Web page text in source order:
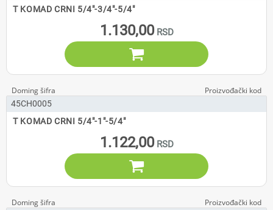
T KOMAD CRNI 5/4"-3/4"-5/4"
1.130,00

45CH0005
T KOMAD CRNI 5/4"-1"-5/4"
1.122,00
